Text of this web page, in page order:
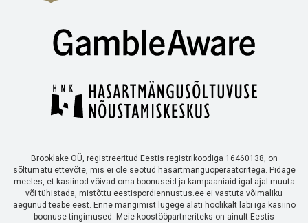
Brooklake OÜ, registreeritud Eestis registrikoodiga 16460138, on
sõltumatu ettevõte, mis ei ole seotud hasartmänguoperaatoritega. Pidage
meeles, et kasiinod võivad oma boonuseid ja kampaaniaid igal ajal muuta
või tühistada, mistõttu eestispordiennustus.ee ei vastuta võimaliku
aegunud teabe eest. Enne mängimist lugege alati hoolikalt läbi iga kasiino
boonuse tingimused. Meie koostööpartneriteks on ainult Eestis